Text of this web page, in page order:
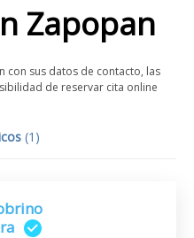
Zapopan
con sus datos de contacto, las
de reservar cita online
(1 )